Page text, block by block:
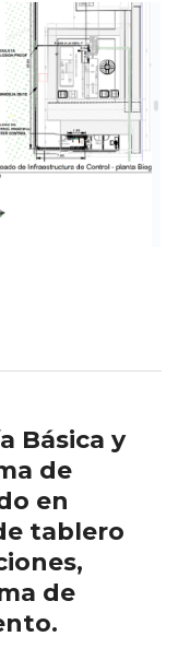
Básica y
de
en
tablero
de